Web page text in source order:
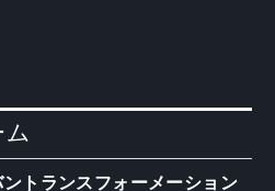
ントランスフォーメーション